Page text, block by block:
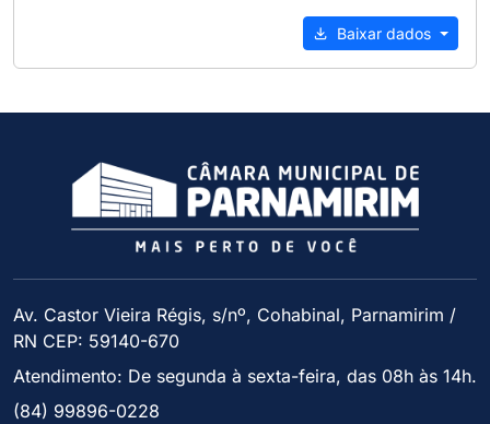
Baixar dados
Av. Castor Vieira Régis, s/nº, Cohabinal, Parnamirim /
RN CEP: 59140-670
Atendimento: De segunda à sexta-feira, das 08h às 14h.
(84) 99896-0228